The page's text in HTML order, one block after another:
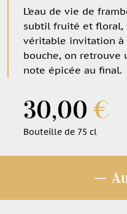
L’eau de vie de
subtil fruité et floral,
véritable invitation à
bouche, on retrouve
note épicée au final.
30,00 €
Bouteille de 75 cl
─